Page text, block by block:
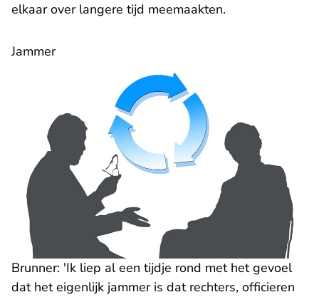
elkaar over langere tijd meemaakten.
Jammer
Brunner: 'Ik liep al een tijdje rond met het gevoel
dat het eigenlijk jammer is dat rechters, officieren